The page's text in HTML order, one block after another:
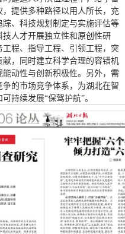
提供多种路径以用人所长，充
、科技规划制定与实施评估等
人才开展独立性和原创性研
程、指导工程、引领工程，突
，同时建立科学合理的容错机
动性与创新积极性。另外，需
的市场竞争体系，为湖北在智
持续发展“保驾护航”。